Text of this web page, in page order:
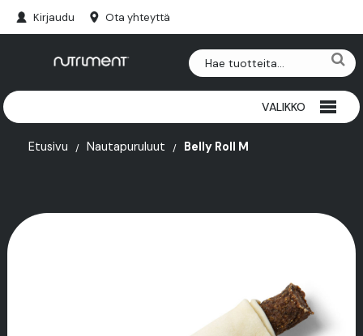
Kirjaudu Ota yhteyttä
VALIKKO
RIISTAPURULUUT
Etusivu Nautapuruluut Belly Roll M